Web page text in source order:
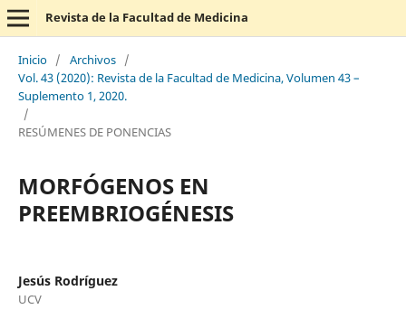
Revista de la Facultad de Medicina
Inicio / Archivos /
Vol. 43 (2020): Revista de la Facultad de Medicina, Volumen 43 –
Suplemento 1, 2020.
/
RESÚMENES DE PONENCIAS
MORFÓGENOS EN
PREEMBRIOGÉNESIS
Jesús Rodríguez
UCV